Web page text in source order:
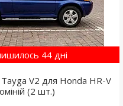
44 дні
Tayga V2 для Honda HR-V
(2 шт.)